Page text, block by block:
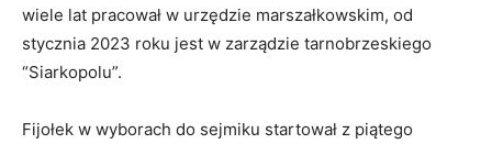
wiele lat pracował w urzędzie marszałkowskim, od
stycznia 2023 roku jest w zarządzie tarnobrzeskiego
“Siarkopolu”.
Fijołek w wyborach do sejmiku startował z piątego